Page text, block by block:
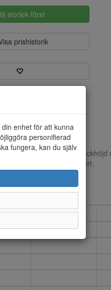
storlek först
prishistorik
i textil med spetsig tå.
som ger en skön komfort.
39
enhet för att kunna
personifierad
fungera, kan du själv